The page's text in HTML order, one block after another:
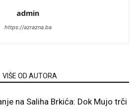
admin
https://azrazna.ba
VIŠE OD AUTORA
na Saliha Brkića: Dok Mujo trči